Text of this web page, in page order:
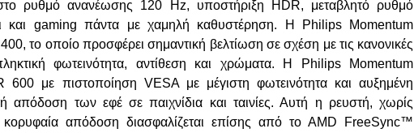
ρυθμό ανανέωσης 120 Hz, υποστήριξη HDR, μεταβλητό ρυθμό
και gaming πάντα με χαμηλή καθυστέρηση. Η Philips Momentum
το οποίο προσφέρει σημαντική βελτίωση σε σχέση με τις κανονικές
φωτεινότητα, αντίθεση και χρώματα. Η Philips Momentum
600 με πιστοποίηση VESA με μέγιστη φωτεινότητα και αυξημένη
απόδοση των εφέ σε παιχνίδια και ταινίες. Αυτή η ρευστή, χωρίς
κορυφαία απόδοση διασφαλίζεται επίσης από το AMD FreeSync™